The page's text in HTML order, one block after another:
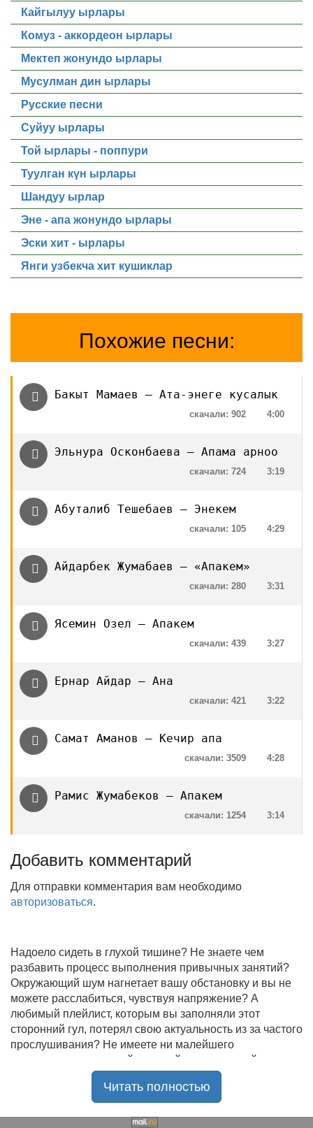
Кайгылуу ырлары
Комуз - аккордеон ырлары
Мектеп жонундо ырлары
Мусулман дин ырлары
Русские песни
Суйуу ырлары
Той ырлары - поппури
Туулган күн ырлары
Шандуу ырлар
Эне - апа жонундо ырлары
Эски хит - ырлары
Янги узбекча хит кушиклар
Похожие песни:
Бакыт Мамаев — Ата-энеге кусалык
4:00
скачали: 902
Эльнура Осконбаева — Апама арноо
3:19
скачали: 724
Абуталиб Тешебаев — Энекем
4:29
скачали: 105
Айдарбек Жумабаев — «Апакем»
3:31
скачали: 280
Ясемин Озел — Апакем
3:27
скачали: 439
Ернар Айдар — Ана
3:22
скачали: 421
Самат Аманов — Кечир апа
4:28
скачали: 3509
Рамис Жумабеков — Апакем
3:14
скачали: 1254
Добавить комментарий
Для отправки комментария вам необходимо
авторизоваться.
Надоело сидеть в глухой тишине? Не знаете чем
разбавить процесс выполнения привычных занятий?
Окружающий шум нагнетает вашу обстановку и вы не
можете расслабиться, чувствуя напряжение? А
любимый плейлист, которым вы заполняли этот
сторонний гул, потерял свою актуальность из за частого
прослушивания? Не имеете ни малейшего
представления, где найти новый качественный контент
на замену старому? В таком случае вы обратились по
Читать полностью